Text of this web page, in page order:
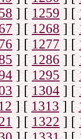
] [1259] [
] [1268] [
] [1277] [
] [1286] [
] [1295] [
] [1304] [
] [1313] [
] [1322] [